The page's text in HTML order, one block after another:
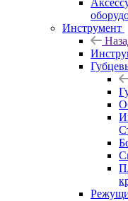
Инструмент